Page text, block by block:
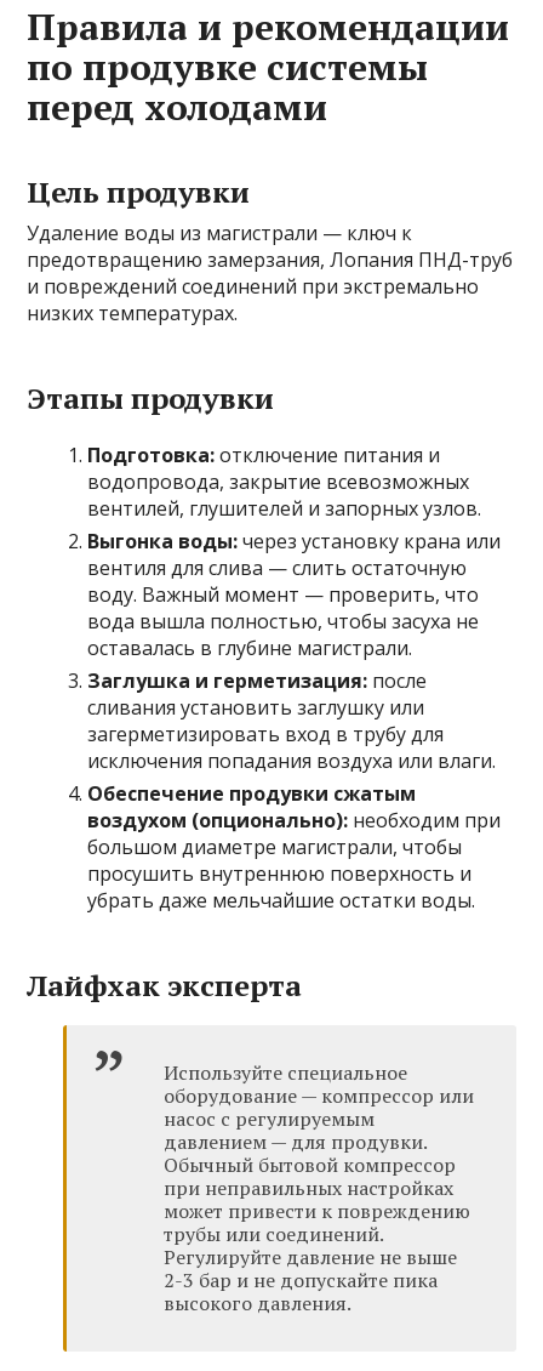
Правила и рекомендации
по продувке системы
перед холодами
Цель продувки
Удаление воды из магистрали — ключ к
предотвращению замерзания, Лопания ПНД-труб
и повреждений соединений при экстремально
низких температурах.
Этапы продувки
Подготовка:отключение питания и
водопровода, закрытие всевозможных
вентилей, глушителей и запорных узлов.
Выгонка воды:через установку крана или
вентиля для слива — слить остаточную
воду. Важный момент — проверить, что
вода вышла полностью, чтобы засуха не
оставалась в глубине магистрали.
Заглушка и герметизация: после
сливания установить заглушку или
загерметизировать вход в трубу для
исключения попадания воздуха или влаги.
Обеспечение продувки сжатым
воздухом (опционально): необходим при
большом диаметре магистрали, чтобы
просушить внутреннюю поверхность и
убрать даже мельчайшие остатки воды.
Лайфхак эксперта
Используйте специальное
оборудование — компрессор или
насос с регулируемым
давлением — для продувки.
Обычный бытовой компрессор
при неправильных настройках
может привести к повреждению
трубы или соединений.
Регулируйте давление не выше
2-3 бар и не допускайте пика
высокого давления.